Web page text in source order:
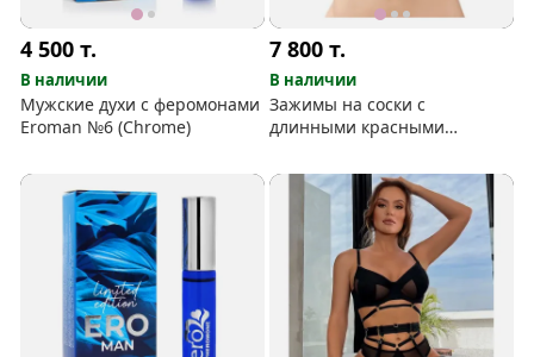
4 500т.
В наличии
Мужские духи с феромонами
Eroman №6 (Chrome)
7 800т.
В наличии
Зажимы на соски с
длинными красными